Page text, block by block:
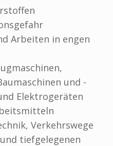
Arbeiten in engen
und -
Elektrogeräten
Verkehrswege
tiefgelegenen